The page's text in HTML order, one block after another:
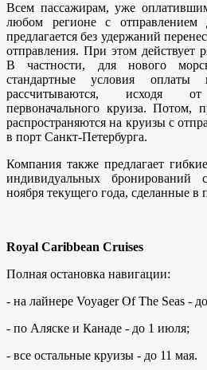
Всем пассажирам, уже
любом регионе с
предлагается без удержаний
отправления. При этом действует
В частности, для нового
стандартные условия
рассчитываются, исходя
первоначального круиза. Потом,
распространяются на круизы с
в порт Санкт-Петербурга.
Компания также предлагает
индивидуальных
ноября текущего года, сделанные в
Royal Caribbean Cruises
Полная остановка навигации:
- на лайнере Voyager Of The Seas -
- по Аляске и Канаде - до 1 июля;
- все остальные круизы - до 11 мая.